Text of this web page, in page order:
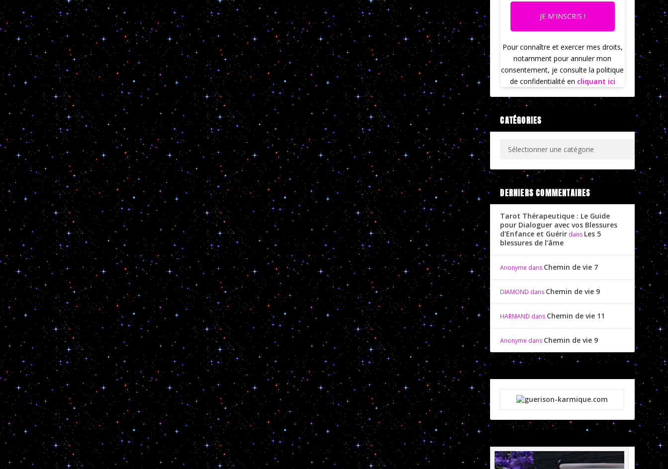
JE M'INSCRIS !
Pour connaître et exercer mes droits,
notamment pour annuler mon
consentement, je consulte la politique
de confidentialité en cliquant ici
CATÉGORIES
DERNIERS COMMENTAIRES
Tarot Thérapeutique : Le Guide
pour Dialoguer avec vos Blessures
d'Enfance et Guérir dans Les 5
blessures de l’âme
Anonyme dans Chemin de vie 7
DIAMOND dans Chemin de vie 9
HARMAND dans Chemin de vie 11
Anonyme dans Chemin de vie 9